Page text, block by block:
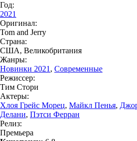
Год:
2021
Оригинал:
Tom and Jerry
Страна:
США, Великобритания
Жанры:
Новинки 2021 , Современные
Режиссер:
Тим Стори
Актеры:
Хлоя Грейс Морец, Майкл Пенья,
Делани, Пэтси Ферран
Релиз:
Премьера